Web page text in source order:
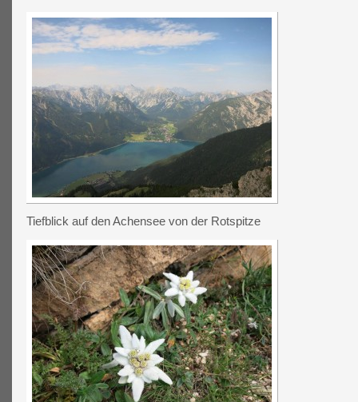
Tiefblick auf den Achensee von der Rotspitze